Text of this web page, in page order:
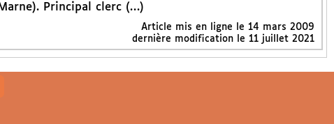
Principal clerc (…)
Article mis en ligne le 14 mars 2009
dernière modification le 11 juillet 2021